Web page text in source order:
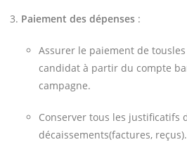
Paiement des dépenses :
Assurer le paiement de
candidat à partir du compte
campagne.
Conserver tous les justificatifs
décaissements(factures, reçus).